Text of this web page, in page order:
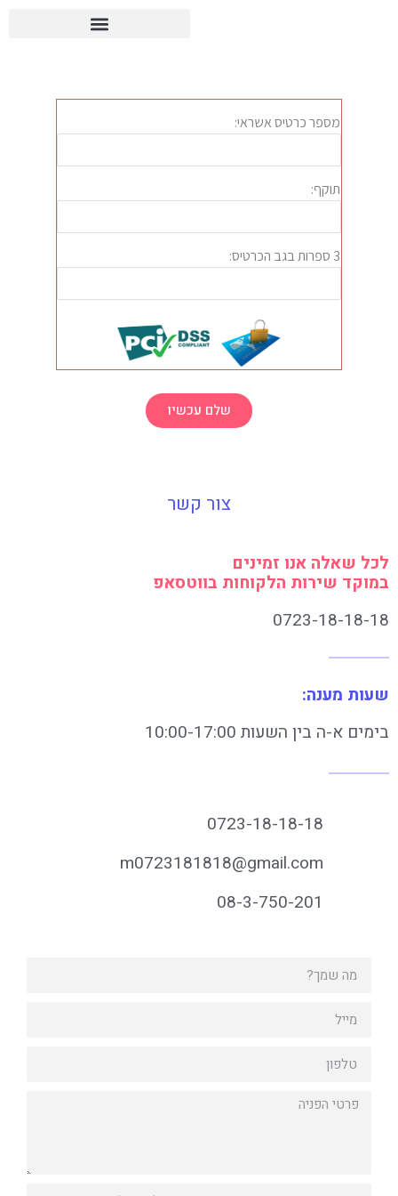
שלם עכשיו
צור קשר
לכל שאלה אנו זמינים
במוקד שירות הלקוחות בווטסאפ
0723-18-18-18
שעות מענה:
בימים א-ה בין השעות 10:00-17:00
0723-18-18-18
m0723181818@gmail.com
08-3-750-201